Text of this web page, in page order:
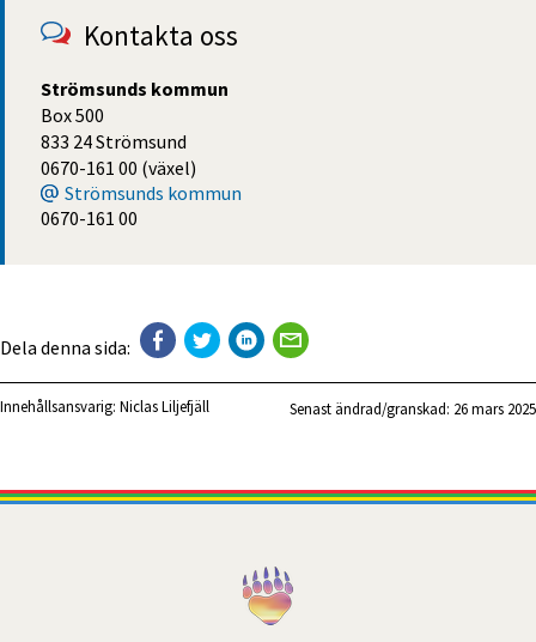
Kontakta oss
Strömsunds kommun
Box 500
833 24 Strömsund
0670-161 00 (växel)
Strömsunds kommun
0670-161 00
Dela denna sida:
Innehållsansvarig: Niclas Liljefjäll Senast ändrad/granskad: 26 mars 2025